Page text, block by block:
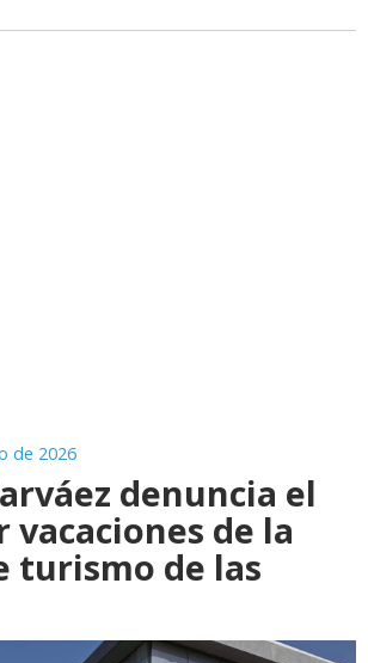
de 2026
denuncia el
vacaciones de la
turismo de las